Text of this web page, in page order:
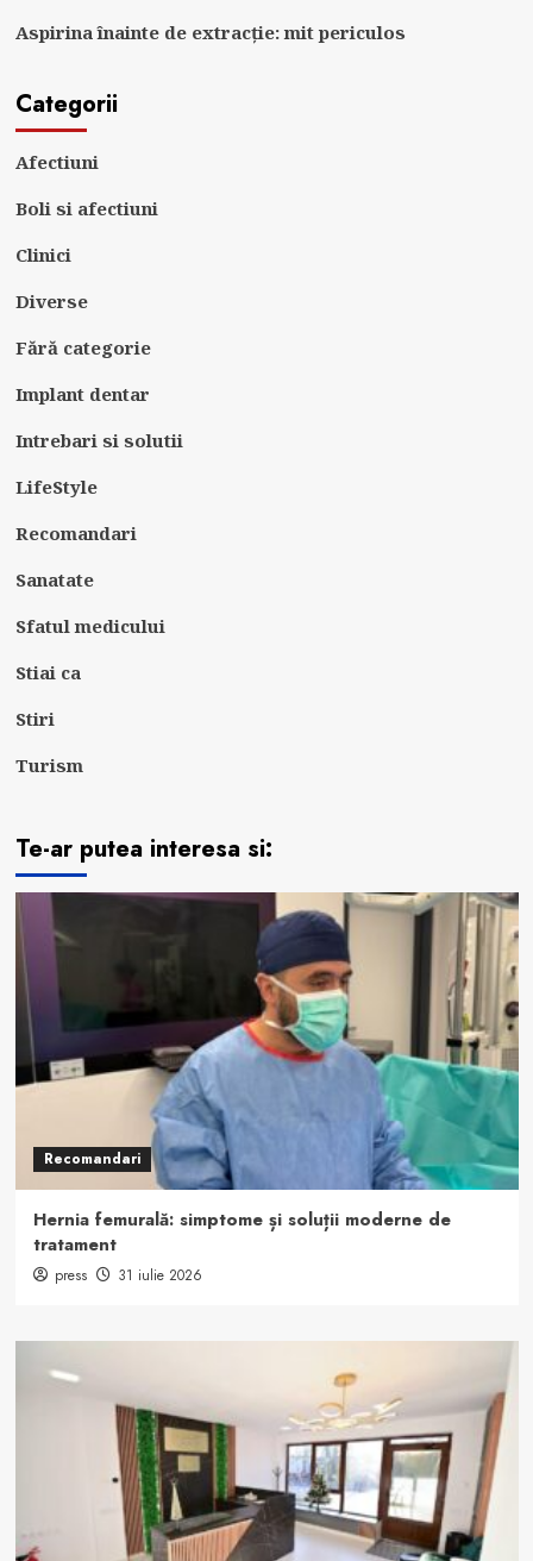
Aspirina înainte de extracție: mit periculos
Categorii
Afectiuni
Boli si afectiuni
Clinici
Diverse
Fără categorie
Implant dentar
Intrebari si solutii
LifeStyle
Recomandari
Sanatate
Sfatul medicului
Stiai ca
Stiri
Turism
Te-ar putea interesa si:
Recomandari
Hernia femurală: simptome și soluții moderne de
tratament
press 31 iulie 2026